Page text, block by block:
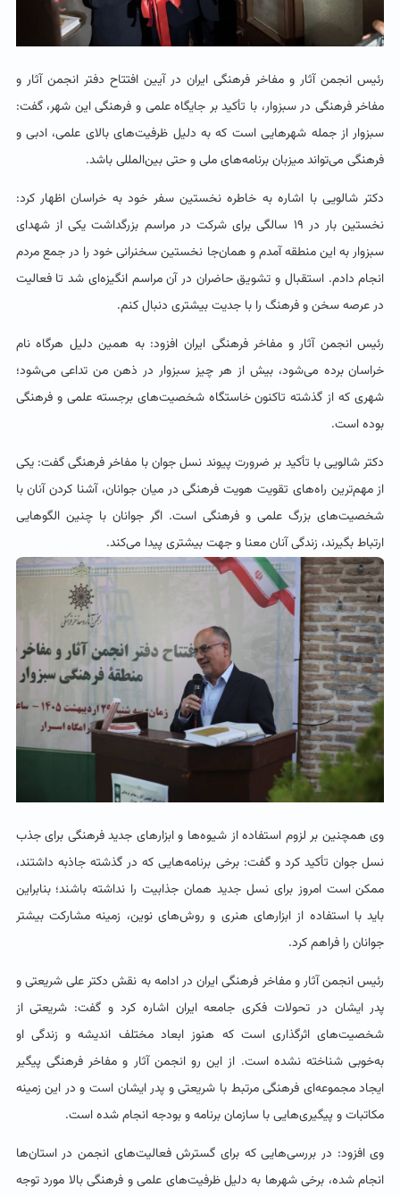
رئیس انجمن آثار و مفاخر فرهنگی ایران در آیین افتتاح دفتر انجمن آثار و
مفاخر فرهنگی در سبزوار، با تأکید بر جایگاه علمی و فرهنگی این شهر، گفت:
سبزوار از جمله شهرهایی است که به دلیل ظرفیت‌های بالای علمی، ادبی و
فرهنگی می‌تواند میزبان برنامه‌های ملی و حتی بین‌المللی باشد.
دکتر شالویی با اشاره به خاطره نخستین سفر خود به خراسان اظهار کرد:
نخستین بار در ۱۹ سالگی برای شرکت در مراسم بزرگداشت یکی از شهدای
سبزوار به این منطقه آمدم و همان‌جا نخستین سخنرانی خود را در جمع مردم
انجام دادم. استقبال و تشویق حاضران در آن مراسم انگیزه‌ای شد تا فعالیت
در عرصه سخن و فرهنگ را با جدیت بیشتری دنبال کنم.
رئیس انجمن آثار و مفاخر فرهنگی ایران افزود: به همین دلیل هرگاه نام
خراسان برده می‌شود، بیش از هر چیز سبزوار در ذهن من تداعی می‌شود؛
شهری که از گذشته تاکنون خاستگاه شخصیت‌های برجسته علمی و فرهنگی
بوده است.
دکتر شالویی با تأکید بر ضرورت پیوند نسل جوان با مفاخر فرهنگی گفت: یکی
از مهم‌ترین راه‌های تقویت هویت فرهنگی در میان جوانان، آشنا کردن آنان با
شخصیت‌های بزرگ علمی و فرهنگی است. اگر جوانان با چنین الگوهایی
ارتباط بگیرند، زندگی آنان معنا و جهت بیشتری پیدا می‌کند.
وی همچنین بر لزوم استفاده از شیوه‌ها و ابزارهای جدید فرهنگی برای جذب
نسل جوان تأکید کرد و گفت: برخی برنامه‌هایی که در گذشته جاذبه داشتند،
ممکن است امروز برای نسل جدید همان جذابیت را نداشته باشند؛ بنابراین
باید با استفاده از ابزارهای هنری و روش‌های نوین، زمینه مشارکت بیشتر
جوانان را فراهم کرد.
رئیس انجمن آثار و مفاخر فرهنگی ایران در ادامه به نقش دکتر علی شریعتی و
پدر ایشان در تحولات فکری جامعه ایران اشاره کرد و گفت: شریعتی از
شخصیت‌های اثرگذاری است که هنوز ابعاد مختلف اندیشه و زندگی او
به‌خوبی شناخته نشده است. از این رو انجمن آثار و مفاخر فرهنگی پیگیر
ایجاد مجموعه‌ای فرهنگی مرتبط با شریعتی و پدر ایشان است و در این زمینه
مکاتبات و پیگیری‌هایی با سازمان برنامه و بودجه انجام شده است.
وی افزود: در بررسی‌هایی که برای گسترش فعالیت‌های انجمن در استان‌ها
انجام شده، برخی شهرها به دلیل ظرفیت‌های علمی و فرهنگی بالا مورد توجه